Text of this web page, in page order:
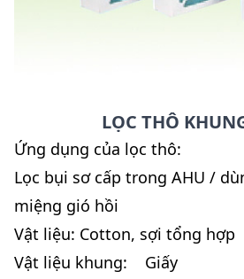
LỌC THÔ
Ứng dụng của lọc thô:
Lọc bụi sơ cấp trong AHU /
miệng gió hồi
Vật liệu: Cotton, sợi tổng hợp
Vật liệu khung: Giấy